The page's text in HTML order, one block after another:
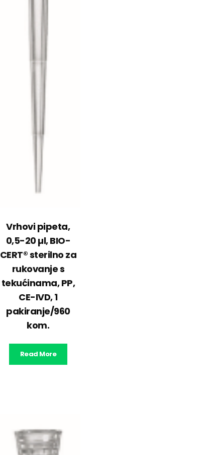
Vrhovi pipeta,
0,5-20 µl, BIO-
CERT® sterilno za
rukovanje s
tekućinama, PP,
CE-IVD, 1
pakiranje/960
kom.
Read More